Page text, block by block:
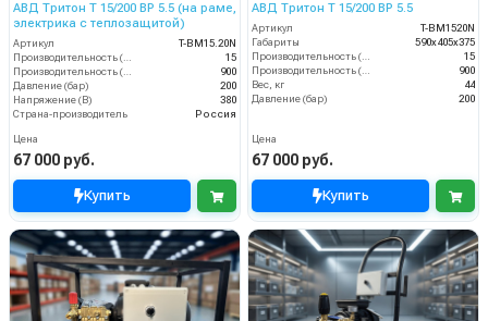
АВД Тритон T 15/200 ВР 5.5 (на раме,
электрика с теплозащитой)
Артикул
T-BM15.20N
Производительность (л/мин)
15
Производительность (л/ч)
900
Давление (бар)
200
Напряжение (В)
380
Страна-производитель
Россия
Цена
67 000 руб.
Купить
АВД Тритон T 15/200 BP 5.5
Артикул
T-BM1520N
Габариты
590х405х375
Производительность (л/мин)
15
Производительность (л/ч)
900
Вес, кг
44
Давление (бар)
200
Цена
67 000 руб.
Купить